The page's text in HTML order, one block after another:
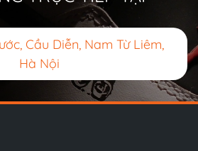
Cầu Diễn, Nam Từ Liêm,
Hà Nội